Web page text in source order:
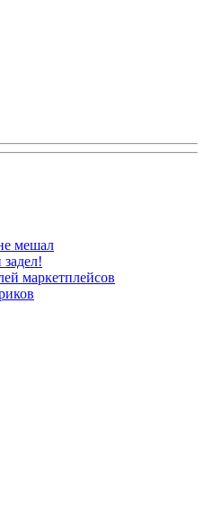
мешал
маркетплейсов